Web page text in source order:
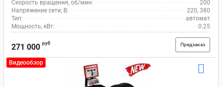
Скорость вращения, об/мин:
200
Напряжение сети, В:
220, 380
Тип:
автомат
Мощность, кВт:
0.25
271 000 руб Предзаказ
Видеообзор